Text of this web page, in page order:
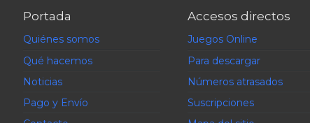
Portada
Quiénes somos
Qué hacemos
Noticias
Pago y Envío
Accesos directos
Juegos Online
Para descargar
Números atrasados
Suscripciones